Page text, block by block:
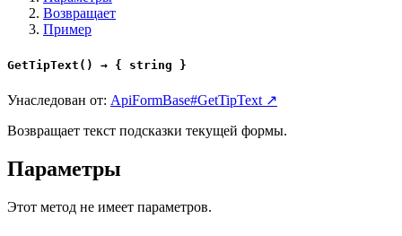
Возвращает
Пример
GetTipText() → { string }
Унаследован от: ApiFormBase#GetTipText ↗
Возвращает текст подсказки текущей формы.
Параметры
Этот метод не имеет параметров.